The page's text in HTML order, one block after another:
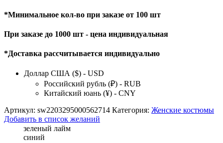
*Минимальное кол-во при заказе от 100 шт
При заказе до 1000 шт - цена индивидуальная
*Доставка рассчитывается индивидуально
Доллар США ($) - USD
Российский рубль (₽) - RUB
Китайский юань (¥) - CNY
Артикул: sw2203295000562714 Категория: Женские костюмы
Добавить в список желаний
зеленый лайм
синий